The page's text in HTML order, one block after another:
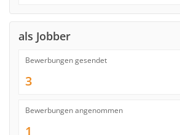
als Jobber
Bewerbungen gesendet
3
Bewerbungen angenommen
1